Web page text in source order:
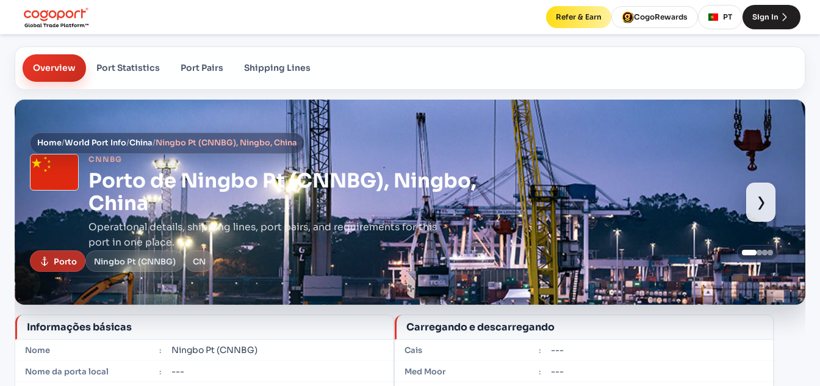
Refer & Earn CogoRewards PT Sign In
Overview Port Statistics Port Pairs Shipping Lines
Home/World Port Info/China/Ningbo Pt (CNNBG), Ningbo, China
CNNBG
Porto deNingbo Pt (CNNBG), Ningbo,
China
Operational details, shipping lines, port pairs, and requirements for this
port in one place.
Porto Ningbo Pt (CNNBG) CN
›
Informações básicas
Nome : Ningbo Pt (CNNBG)
Nome da porta local : ---
Carregando e descarregando
Cais : ---
Med Moor : ---